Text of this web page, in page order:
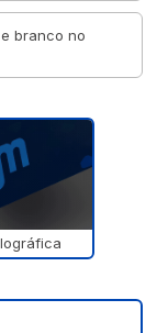
branco no